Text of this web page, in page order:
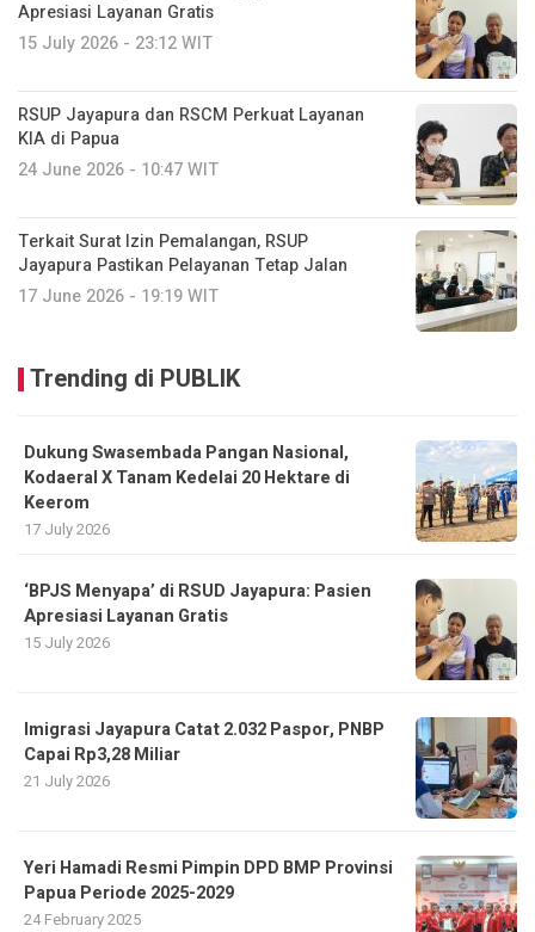
Apresiasi Layanan Gratis
15 July 2026 - 23:12 WIT
RSUP Jayapura dan RSCM Perkuat Layanan
KIA di Papua
24 June 2026 - 10:47 WIT
Terkait Surat Izin Pemalangan, RSUP
Jayapura Pastikan Pelayanan Tetap Jalan
17 June 2026 - 19:19 WIT
Trending di PUBLIK
Dukung Swasembada Pangan Nasional,
Kodaeral X Tanam Kedelai 20 Hektare di
Keerom
17 July 2026
‘BPJS Menyapa’ di RSUD Jayapura: Pasien
Apresiasi Layanan Gratis
15 July 2026
Imigrasi Jayapura Catat 2.032 Paspor, PNBP
Capai Rp3,28 Miliar
21 July 2026
Yeri Hamadi Resmi Pimpin DPD BMP Provinsi
Papua Periode 2025-2029
24 February 2025